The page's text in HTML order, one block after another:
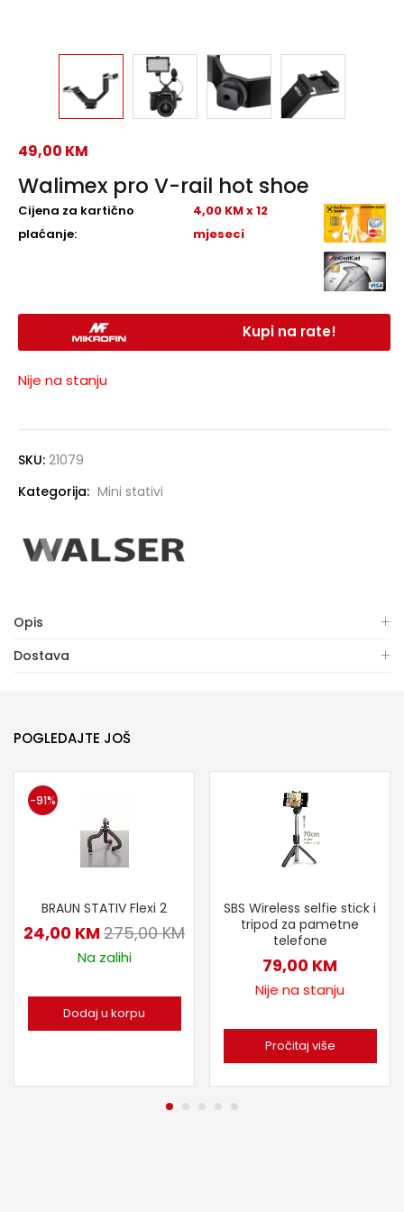
Walimex pro V-rail hot shoe
49,00 KM
Cijena za kartično
plaćanje:
4,00 KM x 12
mjeseci
Kupi na rate!
Nije na stanju
SKU: 21079
Kategorija: Mini stativi
Opis
Dostava
POGLEDAJTE JOŠ
-91%
BRAUN STATIV Flexi 2
24,00 KM275,00KM
Na zalihi
Dodaj u korpu
SBS Wireless selfie stick i
tripod za pametne
telefone
79,00 KM
Nije na stanju
Pročitaj više